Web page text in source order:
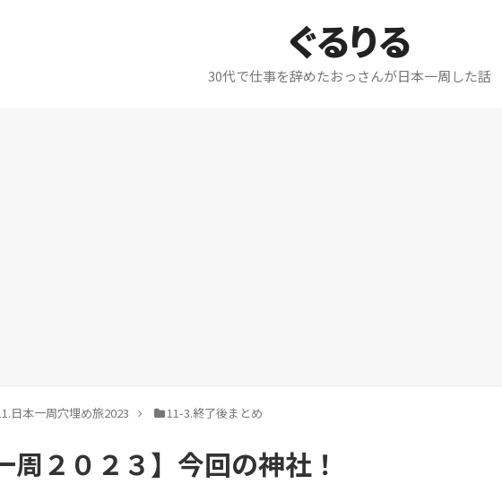
ぐるりる
30代で仕事を辞めたおっさんが日本一周した話
日本一周穴埋め旅2023 11-3.終了後まとめ
周２０２３】今回の神社！